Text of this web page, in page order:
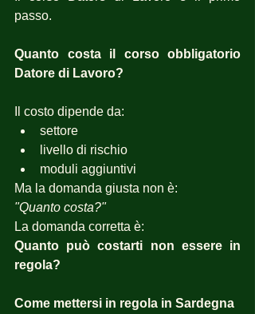
passo.
Quanto costa il corso obbligatorio
Datore di Lavoro?
Il costo dipende da:
settore
livello di rischio
moduli aggiuntivi
Ma la domanda giusta non è:
"Quanto costa?"
La domanda corretta è:
Quanto può costarti non essere in
regola?
Come mettersi in regola in Sardegna